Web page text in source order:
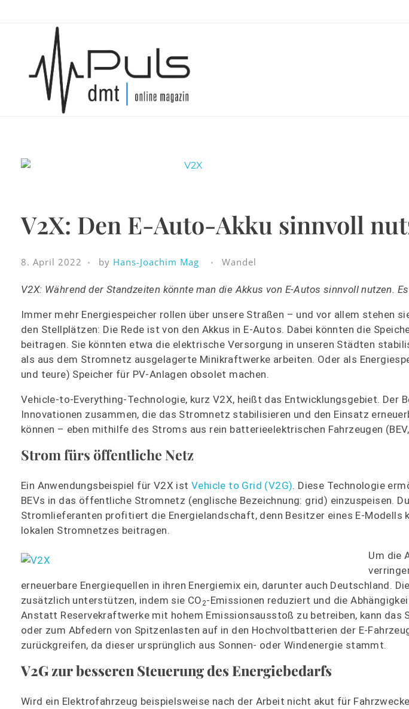
Puls Magazin
Zukunft der Mobilität
V2X: Den E-Auto-Akku sinnvoll
8. April 2022 by Hans-Joachim Mag Wandel
V2X: Während der Standzeiten könnte man die Akkus von E-Autos sinnvoll nutzen.
Immer mehr Energiespeicher rollen über unsere Straßen – und vor allem stehen
den Stellplätzen: Die Rede ist von den Akkus in E-Autos. Dabei könnten die
beitragen. Sie könnten etwa die elektrische Versorgung in unseren Städten
als aus dem Stromnetz ausgelagerte Minikraftwerke arbeiten. Oder als
und teure) Speicher für PV-Anlagen obsolet machen.
Vehicle-to-Everything-Technologie, kurz V2X, heißt das Entwicklungsgebiet. Der
Innovationen zusammen, die das Stromnetz stabilisieren und den Einsatz
können – eben mithilfe des Stroms aus rein batterieelektrischen Fahrzeugen
Strom fürs öffentliche Netz
Ein Anwendungsbeispiel für V2X ist Vehicle to Grid (V2G). Diese Technologie
BEVs in das öffentliche Stromnetz (englische Bezeichnung: grid) einzuspeisen.
Stromlieferanten profitiert die Energielandschaft, denn Besitzer eines E-Modells
lokalen Stromnetzes beitragen.
Um die
erneuerbare Energiequellen in ihren Energiemix ein, darunter auch Deutschland.
zusätzlich unterstützen, indem sie CO2-Emissionen reduziert und die
Anstatt Reservekraftwerke mit hohem Emissionsausstoß zu betreiben, kann
oder zum Abfedern von Spitzenlasten auf in den Hochvoltbatterien der E-
zurückgreifen, da dieser ursprünglich aus Sonnen- oder Windenergie stammt.
V2G zur besseren Steuerung des Energiebedarfs
Wird ein Elektrofahrzeug beispielsweise nach der Arbeit nicht akut für